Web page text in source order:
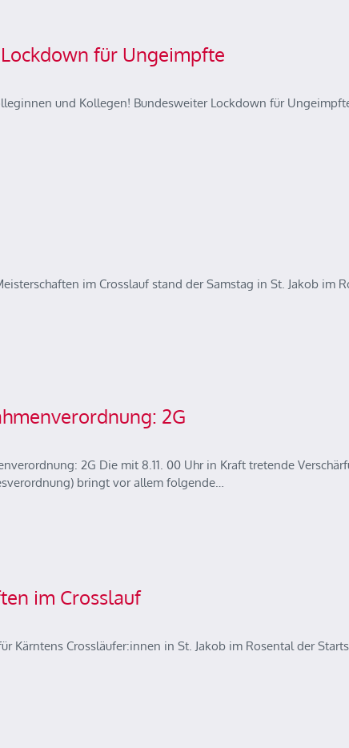
für Ungeimpfte
und Kollegen! Bundesweiter Lockdown für
im Crosslauf stand der Samstag in St. Jakob im
2G
2G Die mit 8.11. 00 Uhr in Kraft tretende
bringt vor allem folgende…
im Crosslauf
Kärntens Crossläufer:innen in St. Jakob im Rosental der